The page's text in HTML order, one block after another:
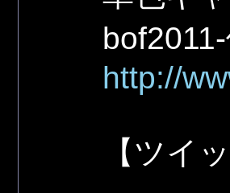
http://
【ツイ